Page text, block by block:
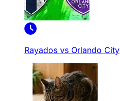
Rayados vs Orlando City